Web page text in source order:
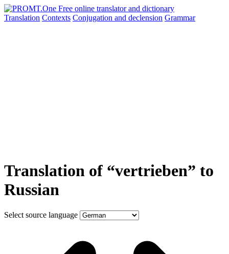
Translation Contexts Conjugation and declension Grammar
Translation of “vertrieben” to
Russian
Select source language